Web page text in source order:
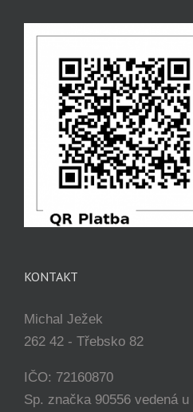
KONTAKT
Michal Ježek
262 42 - Třebsko 82
IČO: 72160870
Sp. značka 90556 vedená